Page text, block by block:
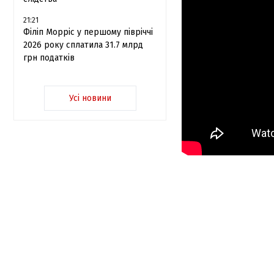
21:21
Філіп Морріс у першому півріччі
2026 року сплатила 31.7 млрд
грн податків
Усі новини